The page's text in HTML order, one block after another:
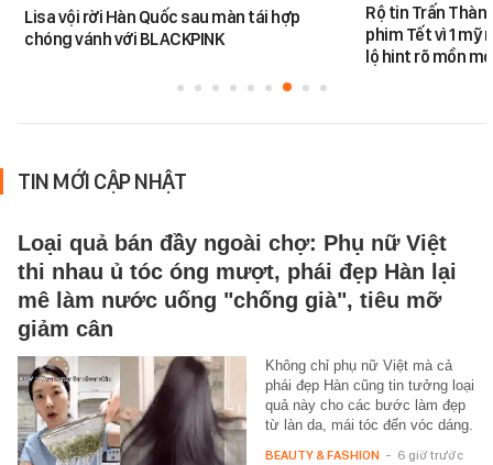
Lisa vội rời Hàn Quốc sau màn tái hợp
chóng vánh với BLACKPINK
Rộ tin Trấn
phim Tết vì 1 mỹ
lộ hint rõ mồn
TIN MỚI CẬP NHẬT
Loại quả bán đầy ngoài chợ: Phụ nữ Việt
thi nhau ủ tóc óng mượt, phái đẹp Hàn lại
mê làm nước uống "chống già", tiêu mỡ
giảm cân
Không chỉ phụ nữ Việt mà cả
phái đẹp Hàn cũng tin tưởng loại
quả này cho các bước làm đẹp
từ làn da, mái tóc đến vóc dáng.
BEAUTY & FASHION - 6 giờ trước